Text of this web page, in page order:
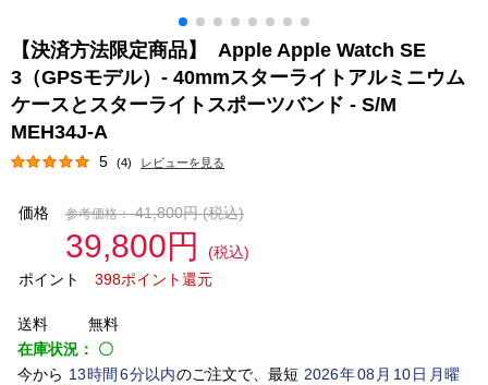
【決済方法限定商品】 Apple Apple Watch SE
3（GPSモデル）- 40mmスターライトアルミニウム
ケースとスターライトスポーツバンド - S/M
MEH34J-A
5 (4) レビューを見る
価格 参考価格： 41,800円(税込)
39,800円
(税込)
ポイント
398ポイント還元
送料
無料
在庫状況： 〇
今から 13時間 6分以内のご注文で、最短 2026年08 月 10日月曜